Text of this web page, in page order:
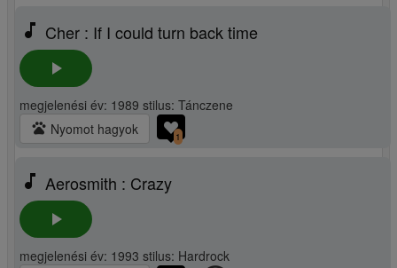
music_note Cher : If I could turn back time
play_arrow
megjelenési év: 1989 stilus: Tánczene
pets Nyomot hagyok 1
music_note Aerosmith : Crazy
play_arrow
megjelenési év: 1993 stilus: Hardrock